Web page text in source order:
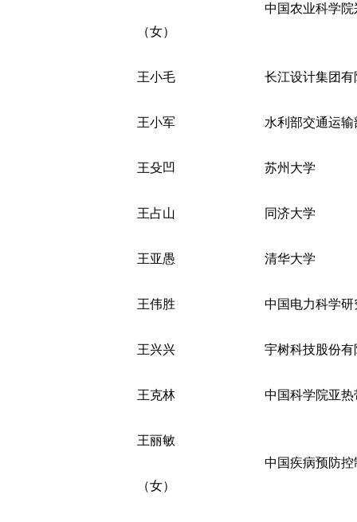
（女）
中国农业科学
王小毛 长江设计集团有
王小军 水利部交通运
王殳凹 苏州大学
王占山 同济大学
王亚愚 清华大学
王伟胜 中国电力科学
王兴兴 宇树科技股份有
王克林 中国科学院亚
王丽敏
（女）
中国疾病预防